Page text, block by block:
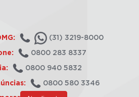
(31) 3219-8000
0800 283 8337
0800 940 5832
0800 580 3346